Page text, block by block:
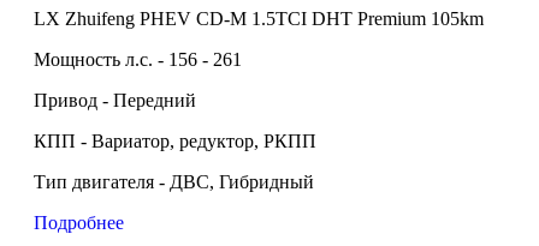
LX Zhuifeng PHEV CD-M 1.5TCI DHT Premium 105km
Мощность л.с. - 156 - 261
Привод - Передний
КПП - Вариатор, редуктор, РКПП
Тип двигателя - ДВС, Гибридный
Подробнее